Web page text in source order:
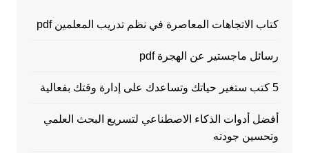
كتاب الاتجاهات المعاصرة في نظم تدريب المعلمين pdf
رسائل ماجستير عن الهجرة pdf
5 كتب ستغير حياتك وتساعدك على إدارة وقتك بفعالية
أفضل أدوات الذكاء الاصطناعي لتسريع البحث العلمي
وتحسين جودته